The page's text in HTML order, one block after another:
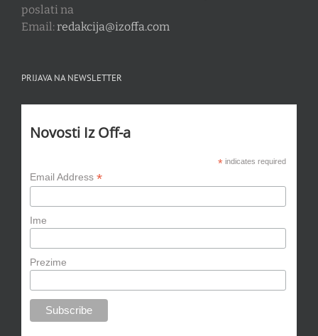
poslati na
Email: redakcija@izoffa.com
PRIJAVA NA NEWSLETTER
Novosti Iz Off-a
*indicates required
Email Address *
Ime
Prezime